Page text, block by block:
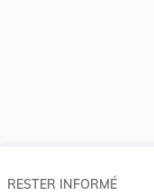
RESTER INFORMÉ